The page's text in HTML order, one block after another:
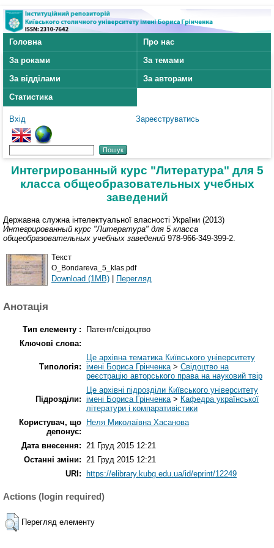
Головна
Про нас
За роками
За темами
За відділами
За авторами
Статистика
Вхід Зареєструватись
Интегрированный курс "Литература" для 5
класса общеобразовательных учебных
заведений
Державна служна інтелектуальної власності України (2013)
Интегрированный курс "Литература" для 5 класса
общеобразовательных учебных заведений 978-966-349-399-2.
Текст
O_Bondareva_5_klas.pdf
Download (1MB) | Перегляд
Анотація
Тип елементу :
Патент/свідоцтво
Ключові слова:
Типологія:
Це архівна тематика Київського університету
імені Бориса Грінченка> Свідоцтво на
реєстрацію авторського права на науковий твір
Підрозділи:
Це архівні підрозділи Київського університету
імені Бориса Грінченка> Кафедра української
літератури і компаративістики
Користувач, що
депонує:
Неля Миколаївна Хасанова
Дата внесення: 21 Груд 2015 12:21
Останні зміни: 21 Груд 2015 12:21
URI:
https://elibrary.kubg.edu.ua/id/eprint/12249
Actions (login required)
Перегляд елементу